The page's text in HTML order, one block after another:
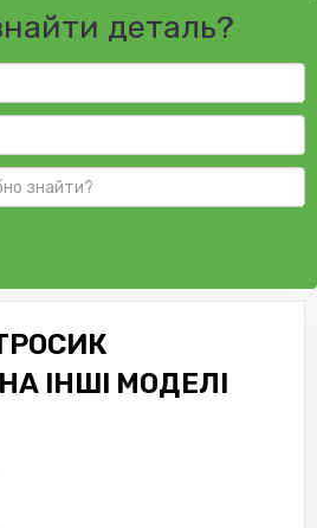
деталь?
ІНШІ МОДЕЛІ